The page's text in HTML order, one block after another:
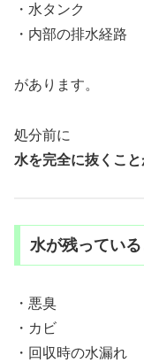
・水タンク
・内部の排水経路
があります。
処分前に
水を完全に抜くこ
水が残ってい
・悪臭
・カビ
・回収時の水漏れ